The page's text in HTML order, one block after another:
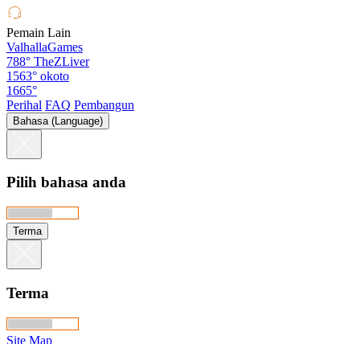
Pemain Lain
ValhallaGames
788° TheZLiver
1563° okoto
1665°
Perihal FAQ Pembangun
Bahasa (Language)
Pilih bahasa anda
Terma
Terma
Site Map